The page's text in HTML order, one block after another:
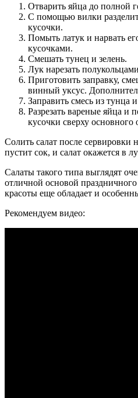
Отварить яйца до полной
С помощью вилки
кусочки.
Помыть латук и нарвать
кусочками.
Смешать тунец и зелень.
Лук нарезать
Приготовить заправку,
винный уксус.
Заправить смесь из тунца
Разрезать вареные яйца и
кусочки сверху основного
Солить салат после сервировки
пустит сок, и салат окажется в
Салаты такого типа выглядят
отличной основой
красоты еще обладает и
Рекомендуем видео: